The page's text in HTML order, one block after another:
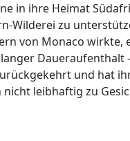
in ihre Heimat
Wilderei zu
von Monaco wirkte,
Daueraufenthalt
und hat
leibhaftig zu